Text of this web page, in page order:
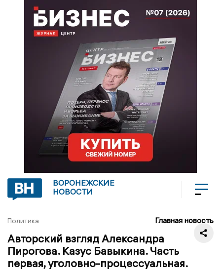
ВОРОНЕЖСКИЕ
НОВОСТИ
Политика Главная новость
Авторский взгляд Александра
Пирогова. Казус Бавыкина. Часть
первая, уголовно-процессуальная.